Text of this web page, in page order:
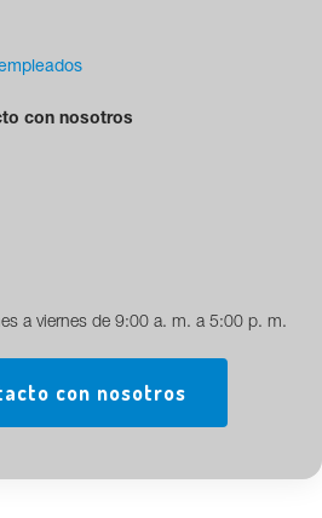
con nosotros
a viernes de 9:00 a. m. a 5:00 p. m.
con nosotros